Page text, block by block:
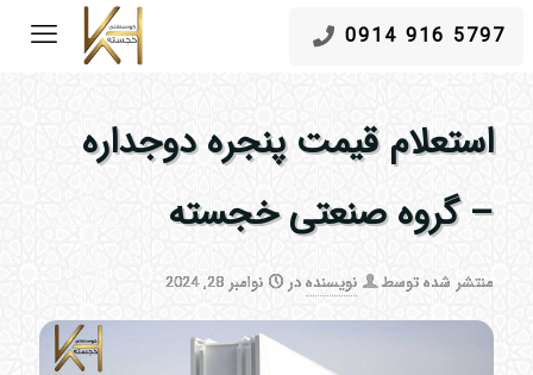
5797 916 0914
استعلام قیمت پنجره دوجداره
– گروه صنعتی خجسته
منتشر شده توسط نویسندهدر نوامبر 28, 2024